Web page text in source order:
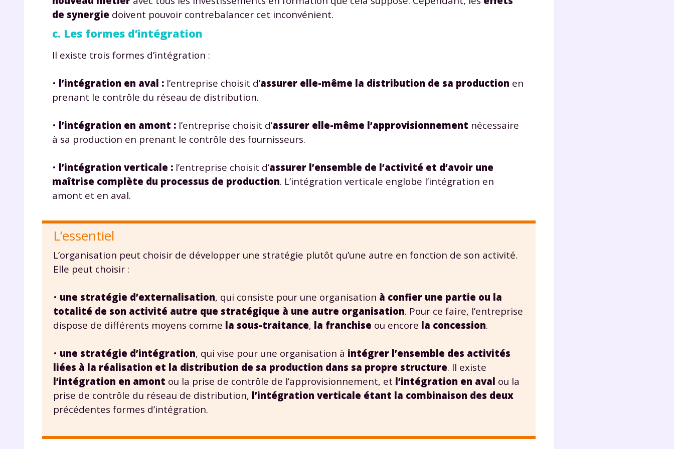
de synergie doivent pouvoir contrebalancer cet inconvénient.
c. Les formes d’intégration
Il existe trois formes d’intégration :
• l’intégration en aval : l’entreprise choisit d’assurer elle-même la distribution de sa production en
prenant le contrôle du réseau de distribution.
• l’intégration en amont : l’entreprise choisit d’assurer elle-même l’approvisionnement nécessaire
à sa production en prenant le contrôle des fournisseurs.
• l’intégration verticale : l’entreprise choisit d’assurer l’ensemble de l’activité et d’avoir une
maîtrise complète du processus de production. L’intégration verticale englobe l’intégration en
amont et en aval.
L’essentiel
L’organisation peut choisir de développer une stratégie plutôt qu’une autre en fonction de son activité.
Elle peut choisir :
• une stratégie d’externalisation, qui consiste pour une organisation à confier une partie ou la
totalité de son activité autre que stratégique à une autre organisation. Pour ce faire, l’entreprise
dispose de différents moyens comme la sous-traitance, la franchise ou encore la concession.
• une stratégie d’intégration, qui vise pour une organisation à intégrer l’ensemble des activités
liées à la réalisation et la distribution de sa production dans sa propre structure. Il existe
l’intégration en amont ou la prise de contrôle de l’approvisionnement, et l’intégration en aval ou la
prise de contrôle du réseau de distribution, l’intégration verticale étant la combinaison des deux
précédentes formes d’intégration.
de vos données personnelles et pour exercer vos droits, vous pouvez consulter
notre charte.